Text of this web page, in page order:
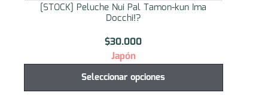
[STOCK] Peluche Nui Pal Tamon-kun Ima
Docchi!?
$30.000
Japón
Seleccionar opciones